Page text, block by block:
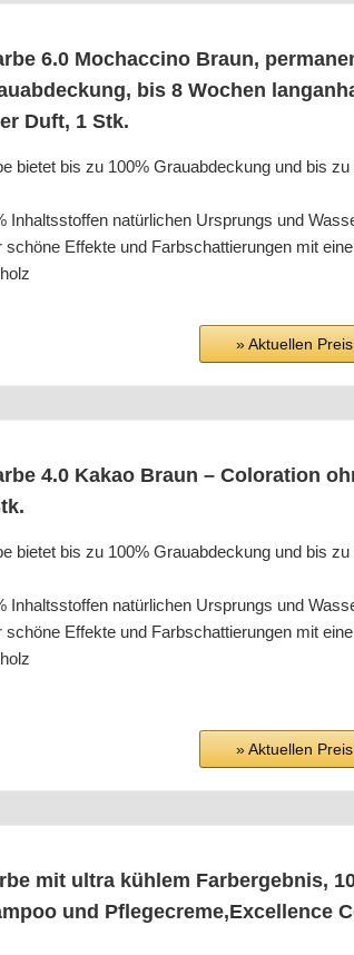
6.0 Moch­ac­ci­no Braun,
bis 8 Wochen
Duft, 1 Stk.
bie­tet bis zu 100% Grau­ab­de­ckung und bis
Inhalts­stof­fen natür­li­chen Ursprungs und
Effek­te und Farb­schat­tie­run­gen mit
» Aktu­el­len
4.0 Kakao Braun – Colo­ra­ti­on
bie­tet bis zu 100% Grau­ab­de­ckung und bis
Inhalts­stof­fen natür­li­chen Ursprungs und
Effek­te und Farb­schat­tie­run­gen mit
» Aktu­el­len
mit ultra küh­lem Farb­er­geb­nis,
und Pflegecreme,Excellence